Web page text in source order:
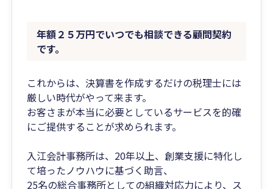
年額２５万円でいつでも相談できる顧問契約
です。
これからは、決算書を作成するだけの税理士には
厳しい時代がやって来ます。
お客さまが本当に必要としているサービスを的確
にご提供することが求められます。
入江会計事務所は、20年以上、創業支援に特化し
て培ったノウハウに基づく助言、
25名の総合事務所としての組織対応力により、ス